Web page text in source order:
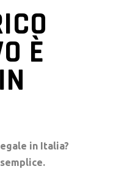
È
in Italia?